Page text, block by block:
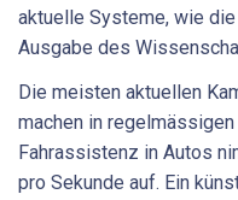
aktuelle Systeme, wie
Ausgabe des
Die meisten aktuellen
machen in
Fahrassistenz in Autos
pro Sekunde auf. Ein